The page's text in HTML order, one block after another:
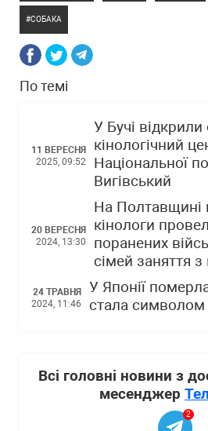
СОБАКА
По темі
11 ВЕРЕСНЯ
2025, 09:52
У Бучі відкрили
кінологічний
Національної
Вигівський
20 ВЕРЕСНЯ
2024, 13:30
На Полтавщині
кінологи
поранених
сімей заняття з
24 ТРАВНЯ
2024, 11:46
У Японії
стала символом
Всі головні новини з
месенджер
2